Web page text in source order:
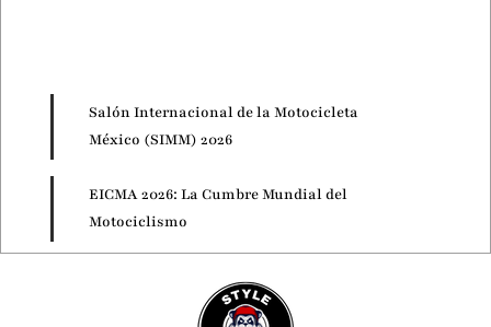
Salón Internacional de la Motocicleta
México (SIMM) 2026
EICMA 2026: La Cumbre Mundial del
Motociclismo